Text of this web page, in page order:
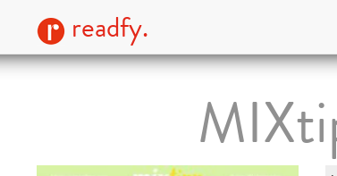
readfy.